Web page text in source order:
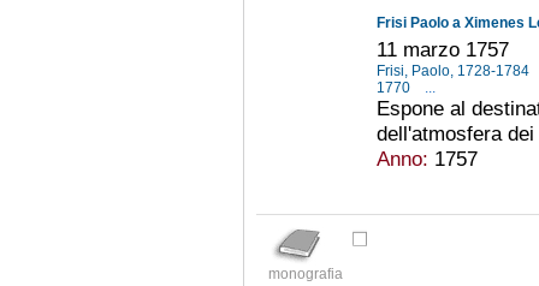
Frisi Paolo a Ximenes
11 marzo 1757
Frisi, Paolo, 1728-1784
1770
...
Espone al
dell'atmosfera
Anno: 1757
monografia